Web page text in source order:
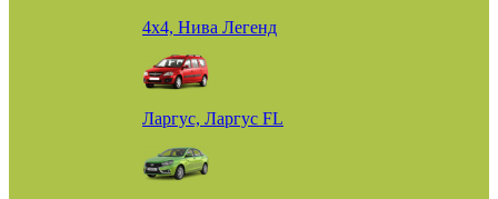
4х4, Нива Легенд
Ларгус, Ларгус FL